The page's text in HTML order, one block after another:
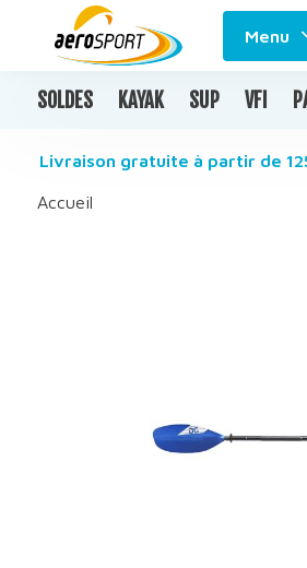
Menu
SOLDES KAYAK SUP VFI
Livraison gratuite à partir de
Accueil